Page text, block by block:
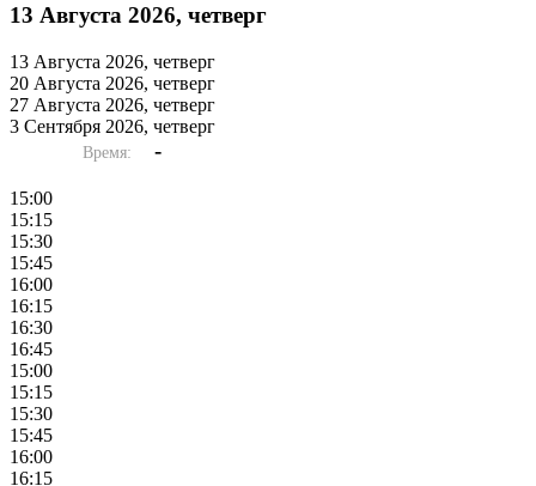
13 Августа 2026, четверг
13 Августа 2026, четверг
20 Августа 2026, четверг
27 Августа 2026, четверг
3 Сентября 2026, четверг
Время: -
15:00
15:15
15:30
15:45
16:00
16:15
16:30
16:45
15:00
15:15
15:30
15:45
16:00
16:15